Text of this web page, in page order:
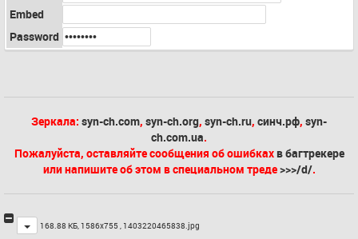
Embed
Password
Зеркала: syn-ch.com, syn-ch.org, syn-ch.ru, синч.рф, syn-
ch.com.ua.
Пожалуйста, оставляйте сообщения об ошибках в багтрекере
или напишите об этом в специальном треде>>>/d/.
Toggle
168.88 КБ, 1586x755 , 1403220465838.jpg